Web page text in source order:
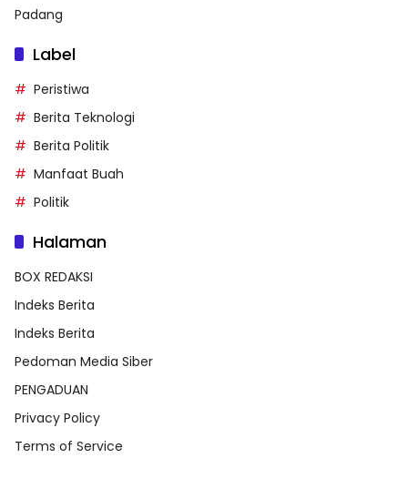
Padang
Label
Peristiwa
Berita Teknologi
Berita Politik
Manfaat Buah
Politik
Halaman
BOX REDAKSI
Indeks Berita
Indeks Berita
Pedoman Media Siber
PENGADUAN
Privacy Policy
Terms of Service